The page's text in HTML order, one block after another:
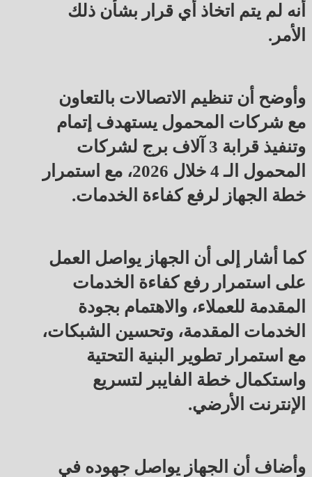
أنه لم يتم اتخاذ أي قرار بشأن ذلك
الأمر.
وأوضح أن تنظيم الاتصالات بالتعاون
مع شركات المحمول يستهدف إتمام
وتنفيذ قرابة 3 آلاف برج لشركات
المحمول الـ 4 خلال 2026، مع استمرار
خطة الجهاز لرفع كفاءة الخدمات.
كما أشار إلى أن الجهاز يواصل العمل
على استمرار رفع كفاءة الخدمات
المقدمة للعملاء، والاهتمام بجودة
الخدمات المقدمة، وتحسين الشبكات،
مع استمرار تطوير البنية التحتية
واستكمال خطة الفايبر لتسريع
الإنترنت الأرضي.
وأضاف أن الجهاز يواصل جهوده في